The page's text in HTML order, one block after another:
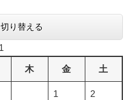
り替える
木 金 土
1 2